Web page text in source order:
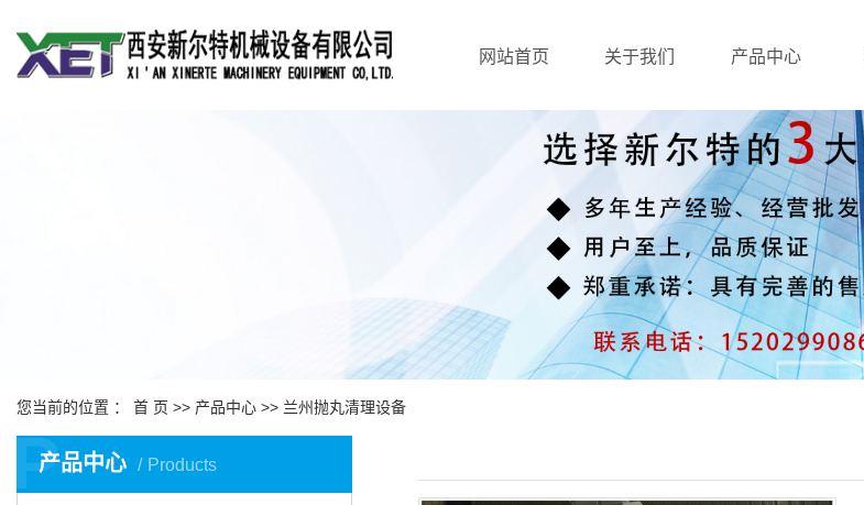
网站首页 关于我们 产品中心
您当前的位置 ： 首 页 >> 产品中心 >> 兰州抛丸清理设备
产品中心 Products
P